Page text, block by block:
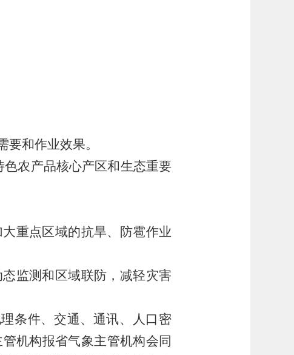
和作业效果。
农产品核心产区和生态重要
重点区域的抗旱、防雹作业
监测和区域联防，减轻灾害
条件、交通、通讯、人口密
机构报省气象主管机构会同